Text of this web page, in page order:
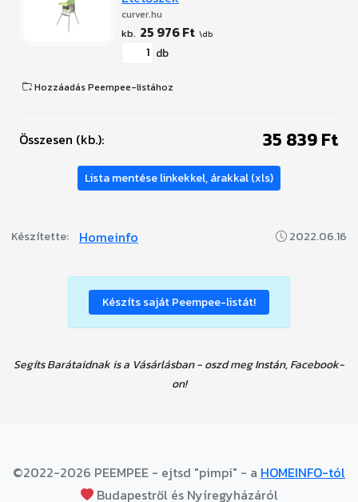
curver.hu
25 976 Ft
db
Hozzáadás Peempee-listához
Összesen (kb.): 35 839 Ft
Lista mentése linkekkel, árakkal (xls)
Készítette: Homeinfo 2022.06.16
Készíts saját Peempee-listát!
Segíts Barátaidnak is a Vásárlásban - oszd meg Instán, Facebook-
on!
©2022-2026 PEEMPEE - ejtsd "pimpi" - a HOMEINFO-tól
Budapestről és Nyíregyházáról